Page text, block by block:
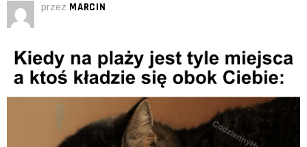
przez MARCIN